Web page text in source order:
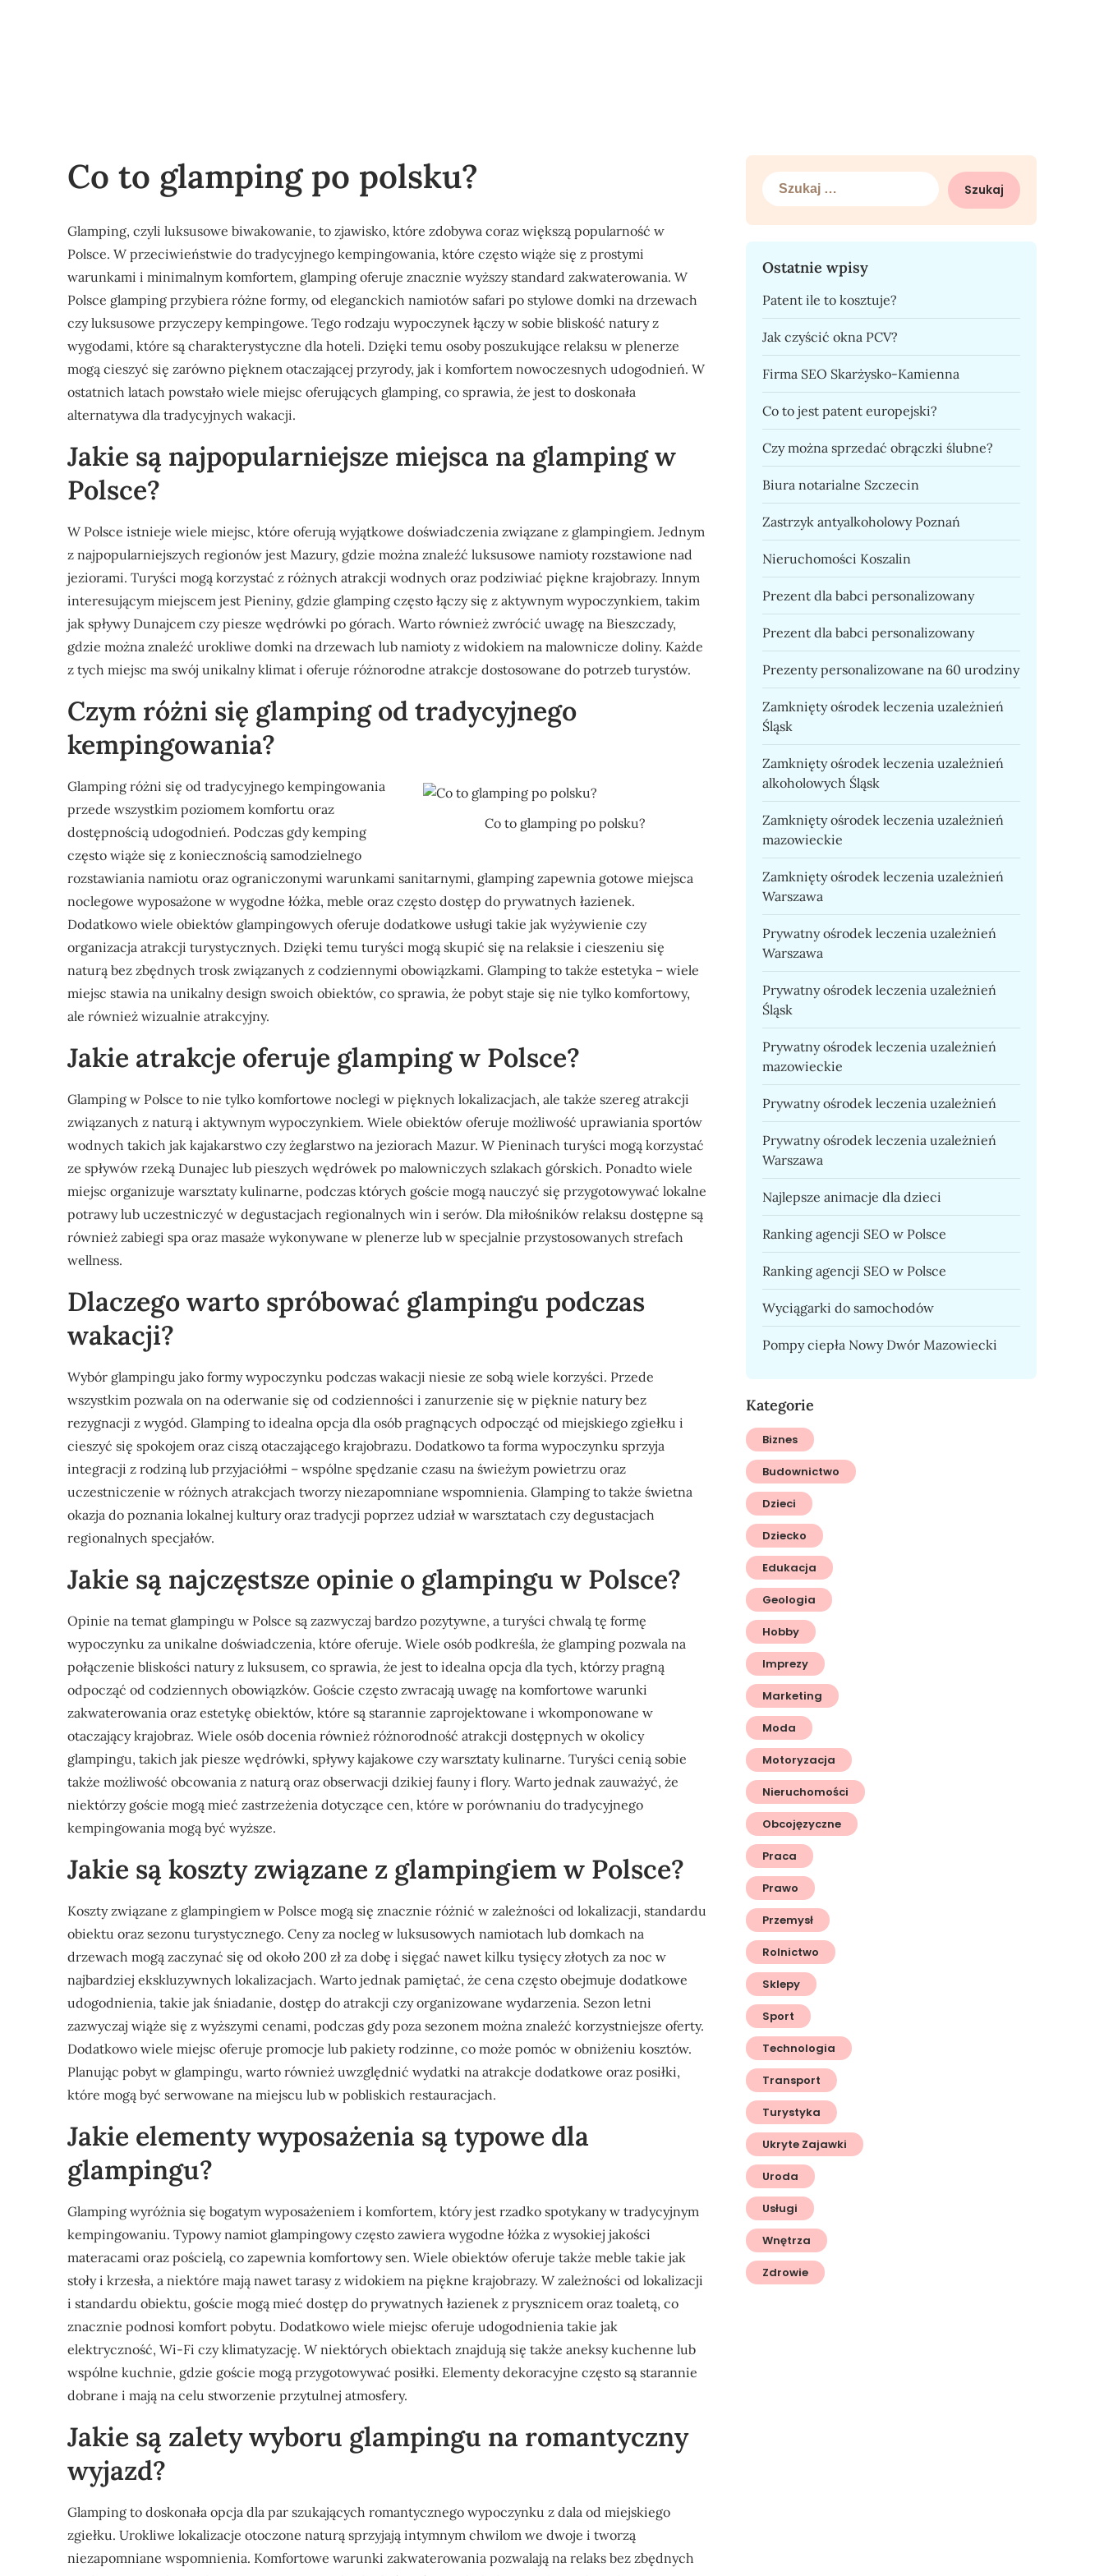
Co to glamping po polsku?
Glamping, czyli luksusowe biwakowanie, to zjawisko, które zdobywa coraz większą popularność w
Polsce. W przeciwieństwie do tradycyjnego kempingowania, które często wiąże się z prostymi
warunkami i minimalnym komfortem, glamping oferuje znacznie wyższy standard zakwaterowania. W
Polsce glamping przybiera różne formy, od eleganckich namiotów safari po stylowe domki na drzewach
czy luksusowe przyczepy kempingowe. Tego rodzaju wypoczynek łączy w sobie bliskość natury z
wygodami, które są charakterystyczne dla hoteli. Dzięki temu osoby poszukujące relaksu w plenerze
mogą cieszyć się zarówno pięknem otaczającej przyrody, jak i komfortem nowoczesnych udogodnień. W
ostatnich latach powstało wiele miejsc oferujących glamping, co sprawia, że jest to doskonała
alternatywa dla tradycyjnych wakacji.
Jakie są najpopularniejsze miejsca na glamping w
Polsce?
W Polsce istnieje wiele miejsc, które oferują wyjątkowe doświadczenia związane z glampingiem. Jednym
z najpopularniejszych regionów jest Mazury, gdzie można znaleźć luksusowe namioty rozstawione nad
jeziorami. Turyści mogą korzystać z różnych atrakcji wodnych oraz podziwiać piękne krajobrazy. Innym
interesującym miejscem jest Pieniny, gdzie glamping często łączy się z aktywnym wypoczynkiem, takim
jak spływy Dunajcem czy piesze wędrówki po górach. Warto również zwrócić uwagę na Bieszczady,
gdzie można znaleźć urokliwe domki na drzewach lub namioty z widokiem na malownicze doliny. Każde
z tych miejsc ma swój unikalny klimat i oferuje różnorodne atrakcje dostosowane do potrzeb turystów.
Czym różni się glamping od tradycyjnego
kempingowania?
Co to glamping po polsku?
Glamping różni się od tradycyjnego kempingowania
przede wszystkim poziomem komfortu oraz
dostępnością udogodnień. Podczas gdy kemping
często wiąże się z koniecznością samodzielnego
rozstawiania namiotu oraz ograniczonymi warunkami sanitarnymi, glamping zapewnia gotowe miejsca
noclegowe wyposażone w wygodne łóżka, meble oraz często dostęp do prywatnych łazienek.
Dodatkowo wiele obiektów glampingowych oferuje dodatkowe usługi takie jak wyżywienie czy
organizacja atrakcji turystycznych. Dzięki temu turyści mogą skupić się na relaksie i cieszeniu się
naturą bez zbędnych trosk związanych z codziennymi obowiązkami. Glamping to także estetyka – wiele
miejsc stawia na unikalny design swoich obiektów, co sprawia, że pobyt staje się nie tylko komfortowy,
ale również wizualnie atrakcyjny.
Jakie atrakcje oferuje glamping w Polsce?
Glamping w Polsce to nie tylko komfortowe noclegi w pięknych lokalizacjach, ale także szereg atrakcji
związanych z naturą i aktywnym wypoczynkiem. Wiele obiektów oferuje możliwość uprawiania sportów
wodnych takich jak kajakarstwo czy żeglarstwo na jeziorach Mazur. W Pieninach turyści mogą korzystać
ze spływów rzeką Dunajec lub pieszych wędrówek po malowniczych szlakach górskich. Ponadto wiele
miejsc organizuje warsztaty kulinarne, podczas których goście mogą nauczyć się przygotowywać lokalne
potrawy lub uczestniczyć w degustacjach regionalnych win i serów. Dla miłośników relaksu dostępne są
również zabiegi spa oraz masaże wykonywane w plenerze lub w specjalnie przystosowanych strefach
wellness.
Dlaczego warto spróbować glampingu podczas
wakacji?
Wybór glampingu jako formy wypoczynku podczas wakacji niesie ze sobą wiele korzyści. Przede
wszystkim pozwala on na oderwanie się od codzienności i zanurzenie się w pięknie natury bez
rezygnacji z wygód. Glamping to idealna opcja dla osób pragnących odpocząć od miejskiego zgiełku i
cieszyć się spokojem oraz ciszą otaczającego krajobrazu. Dodatkowo ta forma wypoczynku sprzyja
integracji z rodziną lub przyjaciółmi – wspólne spędzanie czasu na świeżym powietrzu oraz
uczestniczenie w różnych atrakcjach tworzy niezapomniane wspomnienia. Glamping to także świetna
okazja do poznania lokalnej kultury oraz tradycji poprzez udział w warsztatach czy degustacjach
regionalnych specjałów.
Jakie są najczęstsze opinie o glampingu w Polsce?
Opinie na temat glampingu w Polsce są zazwyczaj bardzo pozytywne, a turyści chwalą tę formę
wypoczynku za unikalne doświadczenia, które oferuje. Wiele osób podkreśla, że glamping pozwala na
połączenie bliskości natury z luksusem, co sprawia, że jest to idealna opcja dla tych, którzy pragną
odpocząć od codziennych obowiązków. Goście często zwracają uwagę na komfortowe warunki
zakwaterowania oraz estetykę obiektów, które są starannie zaprojektowane i wkomponowane w
otaczający krajobraz. Wiele osób docenia również różnorodność atrakcji dostępnych w okolicy
glampingu, takich jak piesze wędrówki, spływy kajakowe czy warsztaty kulinarne. Turyści cenią sobie
także możliwość obcowania z naturą oraz obserwacji dzikiej fauny i flory. Warto jednak zauważyć, że
niektórzy goście mogą mieć zastrzeżenia dotyczące cen, które w porównaniu do tradycyjnego
kempingowania mogą być wyższe.
Jakie są koszty związane z glampingiem w Polsce?
Koszty związane z glampingiem w Polsce mogą się znacznie różnić w zależności od lokalizacji, standardu
obiektu oraz sezonu turystycznego. Ceny za nocleg w luksusowych namiotach lub domkach na
drzewach mogą zaczynać się od około 200 zł za dobę i sięgać nawet kilku tysięcy złotych za noc w
najbardziej ekskluzywnych lokalizacjach. Warto jednak pamiętać, że cena często obejmuje dodatkowe
udogodnienia, takie jak śniadanie, dostęp do atrakcji czy organizowane wydarzenia. Sezon letni
zazwyczaj wiąże się z wyższymi cenami, podczas gdy poza sezonem można znaleźć korzystniejsze oferty.
Dodatkowo wiele miejsc oferuje promocje lub pakiety rodzinne, co może pomóc w obniżeniu kosztów.
Planując pobyt w glampingu, warto również uwzględnić wydatki na atrakcje dodatkowe oraz posiłki,
które mogą być serwowane na miejscu lub w pobliskich restauracjach.
Jakie elementy wyposażenia są typowe dla
glampingu?
Glamping wyróżnia się bogatym wyposażeniem i komfortem, który jest rzadko spotykany w tradycyjnym
kempingowaniu. Typowy namiot glampingowy często zawiera wygodne łóżka z wysokiej jakości
materacami oraz pościelą, co zapewnia komfortowy sen. Wiele obiektów oferuje także meble takie jak
stoły i krzesła, a niektóre mają nawet tarasy z widokiem na piękne krajobrazy. W zależności od lokalizacji
i standardu obiektu, goście mogą mieć dostęp do prywatnych łazienek z prysznicem oraz toaletą, co
znacznie podnosi komfort pobytu. Dodatkowo wiele miejsc oferuje udogodnienia takie jak
elektryczność, Wi-Fi czy klimatyzację. W niektórych obiektach znajdują się także aneksy kuchenne lub
wspólne kuchnie, gdzie goście mogą przygotowywać posiłki. Elementy dekoracyjne często są starannie
dobrane i mają na celu stworzenie przytulnej atmosfery.
Jakie są zalety wyboru glampingu na romantyczny
wyjazd?
Glamping to doskonała opcja dla par szukających romantycznego wypoczynku z dala od miejskiego
zgiełku. Urokliwe lokalizacje otoczone naturą sprzyjają intymnym chwilom we dwoje i tworzą
niezapomniane wspomnienia. Komfortowe warunki zakwaterowania pozwalają na relaks bez zbędnych
Szukaj:
Ostatnie wpisy
Patent ile to kosztuje?
Jak czyścić okna PCV?
Firma SEO Skarżysko-Kamienna
Co to jest patent europejski?
Czy można sprzedać obrączki ślubne?
Biura notarialne Szczecin
Zastrzyk antyalkoholowy Poznań
Nieruchomości Koszalin
Prezent dla babci personalizowany
Prezent dla babci personalizowany
Prezenty personalizowane na 60 urodziny
Zamknięty ośrodek leczenia uzależnień
Śląsk
Zamknięty ośrodek leczenia uzależnień
alkoholowych Śląsk
Zamknięty ośrodek leczenia uzależnień
mazowieckie
Zamknięty ośrodek leczenia uzależnień
Warszawa
Prywatny ośrodek leczenia uzależnień
Warszawa
Prywatny ośrodek leczenia uzależnień
Śląsk
Prywatny ośrodek leczenia uzależnień
mazowieckie
Prywatny ośrodek leczenia uzależnień
Prywatny ośrodek leczenia uzależnień
Warszawa
Najlepsze animacje dla dzieci
Ranking agencji SEO w Polsce
Ranking agencji SEO w Polsce
Wyciągarki do samochodów
Pompy ciepła Nowy Dwór Mazowiecki
Kategorie
Biznes
Budownictwo
Dzieci
Dziecko
Edukacja
Geologia
Hobby
Imprezy
Marketing
Moda
Motoryzacja
Nieruchomości
Obcojęzyczne
Praca
Prawo
Przemysł
Rolnictwo
Sklepy
Sport
Technologia
Transport
Turystyka
Ukryte Zajawki
Uroda
Usługi
Wnętrza
Zdrowie